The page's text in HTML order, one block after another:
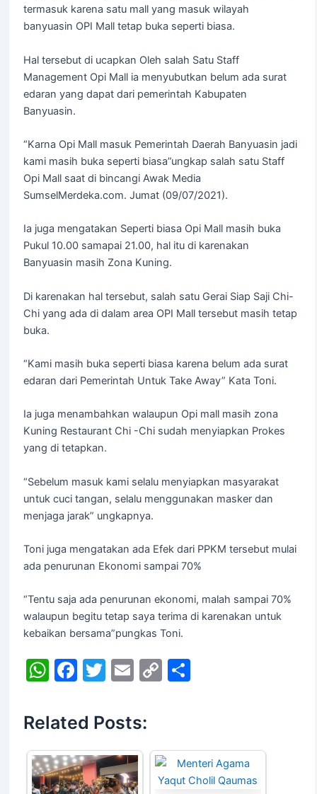
termasuk karena satu mall yang masuk wilayah
banyuasin OPI Mall tetap buka seperti biasa.
Hal tersebut di ucapkan Oleh salah Satu Staff
Management Opi Mall ia menyubutkan belum ada surat
edaran yang dapat dari pemerintah Kabupaten
Banyuasin.
“Karna Opi Mall masuk Pemerintah Daerah Banyuasin jadi
kami masih buka seperti biasa”ungkap salah satu Staff
Opi Mall saat di bincangi Awak Media
SumselMerdeka.com. Jumat (09/07/2021).
Ia juga mengatakan Seperti biasa Opi Mall masih buka
Pukul 10.00 samapai 21.00, hal itu di karenakan
Banyuasin masih Zona Kuning.
Di karenakan hal tersebut, salah satu Gerai Siap Saji Chi-
Chi yang ada di dalam area OPI Mall tersebut masih tetap
buka.
“Kami masih buka seperti biasa karena belum ada surat
edaran dari Pemerintah Untuk Take Away” Kata Toni.
Ia juga menambahkan walaupun Opi mall masih zona
Kuning Restaurant Chi -Chi sudah menyiapkan Prokes
yang di tetapkan.
“Sebelum masuk kami selalu menyiapkan masyarakat
untuk cuci tangan, selalu menggunakan masker dan
menjaga jarak” ungkapnya.
Toni juga mengatakan ada Efek dari PPKM tersebut mulai
ada penurunan Ekonomi sampai 70%
“Tentu saja ada penurunan ekonomi, malah sampai 70%
walaupun begitu tetap saya terima di karenakan untuk
kebaikan bersama”pungkas Toni.
W
at
s
A
p
F
c
e
b
o
T
itt
er
E
ai
l
C
Li
n
S
Related Posts: